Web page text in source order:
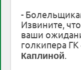
-
Извините,
ваши
голкипера ГК
Каплиной